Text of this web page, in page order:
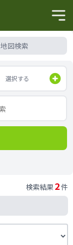
地図検索
選択する
検索結果 2件